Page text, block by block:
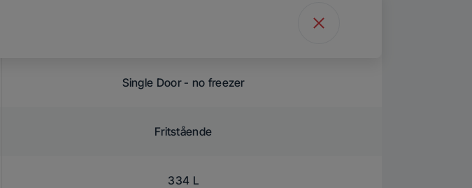
Single Door - no freezer
Fritstående
334 L